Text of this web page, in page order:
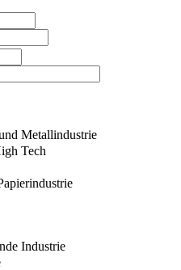
Metallindustrie
Tech
Industrie